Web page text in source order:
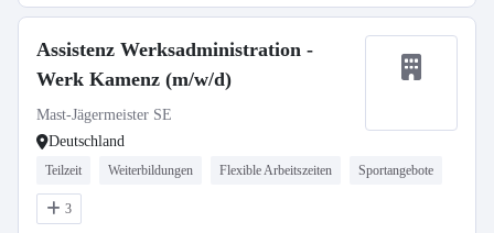
Assistenz Werksadministration -
Werk Kamenz (m/w/d)
Mast-Jägermeister SE
Deutschland
Teilzeit Weiterbildungen Flexible Arbeitszeiten Sportangebote
3